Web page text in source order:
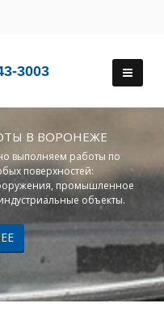
3003
В ВОРОНЕЖЕ
выполняем работы по
поверхностей:
промышленное
объекты.